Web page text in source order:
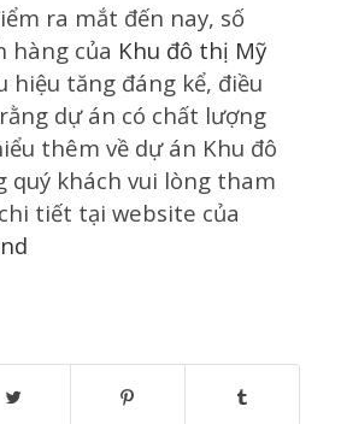
ra mắt đến nay, số
hàng của Khu đô thị Mỹ
hiệu tăng đáng kể, điều
dự án có chất lượng
thêm về dự án Khu đô
quý khách vui lòng tham
tiết tại website của